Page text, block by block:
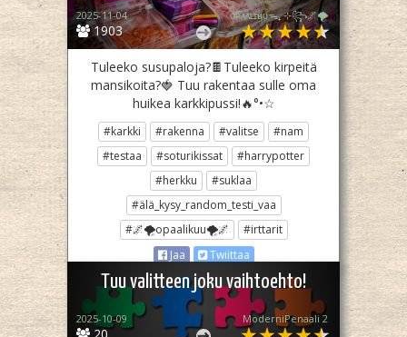
1903
2025-11-04 ᴏᴘᴀᴀʟɪӄᴜᴜᯓ₊ ⊹꧂🌌🌪
Tuleeko susupaloja?🍫Tuleeko kirpeitä
mansikoita?🍓 Tuu rakentaa sulle oma
huikea karkkipussi!🔥°•☆
#karkki #rakenna #valitse
#nam
#testaa
#soturikissat
#harrypotter
#herkku
#suklaa
#älä_kysy_random_testi_vaa
#🌌🌪opaalikuu🌪🌌
#irttarit
Jaa
Twiittaa
Tuu valitteen joku vaihtoehto!
2025-10-09 ModerniPenaali 2